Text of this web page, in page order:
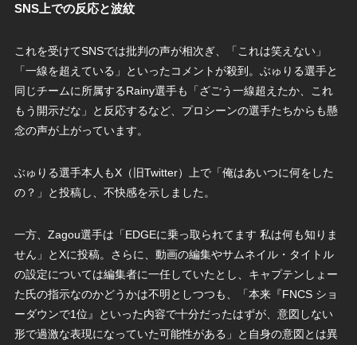
SNS上での反応と波紋
これを受けてSNSでは批判の声が相次ぎ、「これは笑えない」
「一線を超えている」といったコメントが殺到。ぶゅりる選手と
同じチームに所属するRainy選手も「ざごう一線超えたか、これ
もう開示だな」と反応するなど、プロシーンの選手たちからも懸
念の声が上がっています。
ぶゅりる選手本人もX（旧Twitter）上で「俺はあいつに何をした
の？」と投稿し、不快感を示しました。
一方、Zagou選手は「EDGEに乗っ取られてます 私は何も知りま
せん」とXに投稿。さらに、動画の編集やサムネイル・タイトル
の設定については編集者に一任していたとし、キャプテンしょー
た氏の指示なのかどうかは不明としつつも、「本来『FNCS ショ
ーダウンで1位』といった内容で十分だったはずが、意図しない
形で過激な表現になっていた可能性がある」と自身の意図とは異